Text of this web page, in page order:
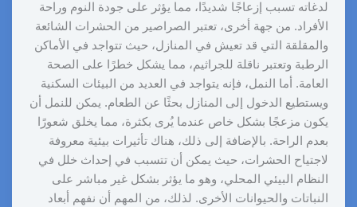
لدغاته تسبب إزعاجًا شديدًا، مما يؤثر على جودة النوم وراحة
الأفراد. من جهة أخرى، تعتبر الصراصير من الحشرات الشائعة
والمقلقة التي قد تعيش في المنازل، حيث تتواجد في الأماكن
الرطبة وتعتبر ناقلة للجراثيم، مما يشكل خطرًا على الصحة
العامة. أما النمل، فإنه يتواجد في العديد من البيئات السكنية
ويستطيع الدخول إلى المنازل بحثًا عن الطعام. يمكن للنمل أن
يكون مزعجًا بشكل خاص عندما يُرى بكثرة، مما يخلق شعورًا
بعدم الراحة. بالإضافة إلى ذلك، هناك تأثيرات بيئية معروفة
لاجتياح الحشرات، حيث يمكن أن تتسبب في إحداث خلل في
النظام البيئي المحلي، وهو ما يؤثر بشكل غير مباشر على
النباتات والحيوانات الأخرى. لذلك، من المهم أن نفهم أبعاد